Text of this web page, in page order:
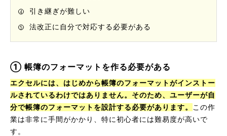
引き継ぎが難しい
法改正に自分で対応する必要がある
① 帳簿のフォーマットを作る必要がある
エクセルには、はじめから帳簿のフォーマットがインストー
ルされているわけではありません。そのため、ユーザーが自
分で帳簿のフォーマットを設計する必要があります。
この作
業は非常に手間がかかり、特に初心者には難易度が高いで
す。